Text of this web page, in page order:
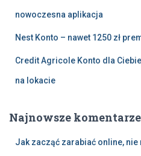
nowoczesna aplikacja
Nest Konto – nawet 1250 zł
Credit Agricole Konto dla
na lokacie
Najnowsze komentarze
Jak zacząć zarabiać online, nie